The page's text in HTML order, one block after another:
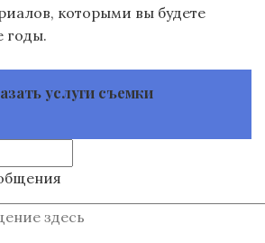
которыми вы будете
годы.
услуги съемки